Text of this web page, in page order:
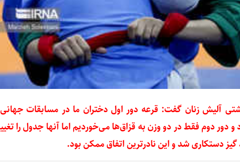
آلیش زنان گفت: قرعه دور اول دختران ما در مسابقات
دور دوم فقط در دو وزن به قزاق‌ها می‌خوردیم اما آنها جدول را
دستکاری شد و این نادرترین اتفاق ممکن بود.